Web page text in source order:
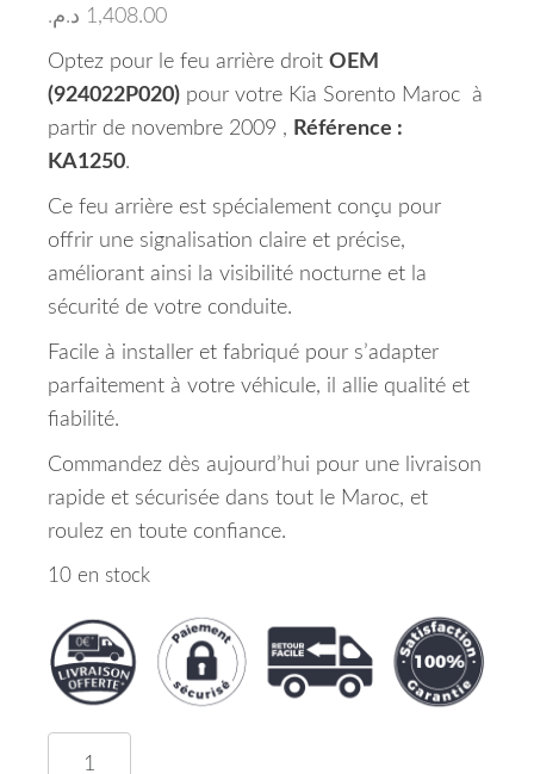
1,408.00 د.م.
Optez pour le feu arrière droit OEM
(924022P020) pour votre Kia Sorento Maroc à
partir de novembre 2009 , Référence :
KA1250.
Ce feu arrière est spécialement conçu pour
offrir une signalisation claire et précise,
améliorant ainsi la visibilité nocturne et la
sécurité de votre conduite.
Facile à installer et fabriqué pour s’adapter
parfaitement à votre véhicule, il allie qualité et
fiabilité.
Commandez dès aujourd’hui pour une livraison
rapide et sécurisée dans tout le Maroc, et
roulez en toute confiance.
10 en stock